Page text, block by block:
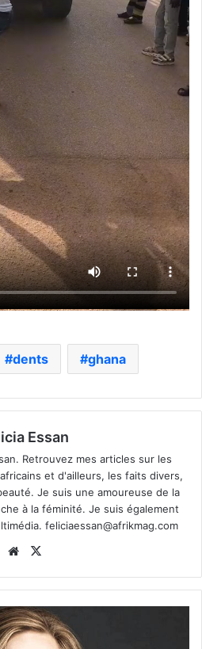
dents ghana
Essan
Retrouvez mes articles sur les
et d'ailleurs, les faits divers,
Je suis une amoureuse de la
à la féminité. Je suis également
feliciaessan@afrikmag.com
Website